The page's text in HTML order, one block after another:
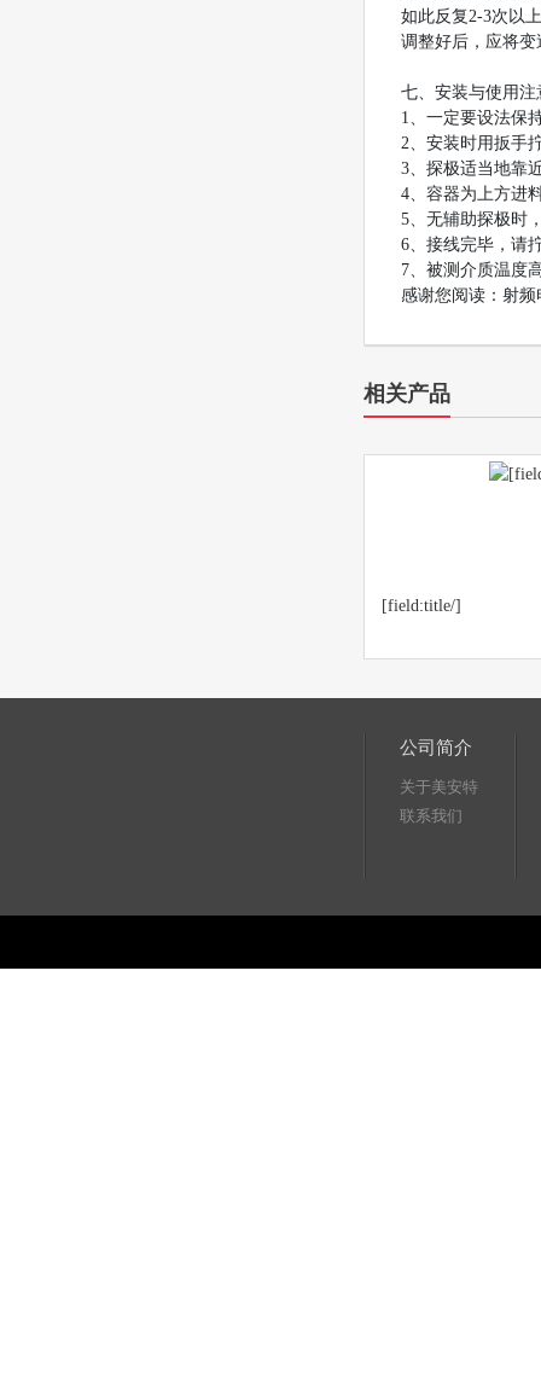
如此反复2-3次以
调整好后，应将
七、安装与使用注
1、一定要设法保
2、安装时用扳手
3、探极适当地靠
4、容器为上方进
5、无辅助探极时
6、接线完毕，请
7、被测介质温度
感谢您阅读：射
相关产品
[field:title/]
公司简介
关于美安特
联系我们